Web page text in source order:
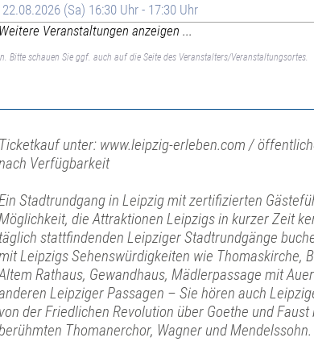
22.08.2026 (Sa) 16:30 Uhr - 17:30 Uhr
Weitere Veranstaltungen anzeigen ...
schauen Sie ggf. auch auf die Seite des Veranstalters/Veranstaltungsortes.
Ticketkauf unter: www.leipzig-erleben.com /
Verfügbarkeit
Stadtrundgang in Leipzig mit zertifizierten
die Attraktionen Leipzigs in kurzer Zeit
täglich stattfindenden Leipziger Stadtrundgänge
Leipzigs Sehenswürdigkeiten wie Thomaskirche,
Rathaus, Gewandhaus, Mädlerpassage mit
Leipziger Passagen – Sie hören auch
von der Friedlichen Revolution über Goethe und
Thomanerchor, Wagner und Mendelssohn.